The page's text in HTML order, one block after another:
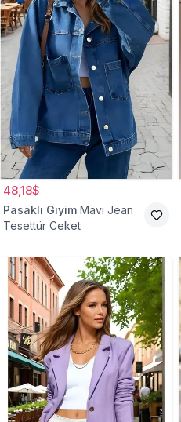
48,18$
Pasaklı Giyim Mavi Jean
Tesettür Ceket